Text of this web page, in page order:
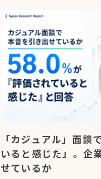
「カジュアル」面
いると感じた」。企
せているか